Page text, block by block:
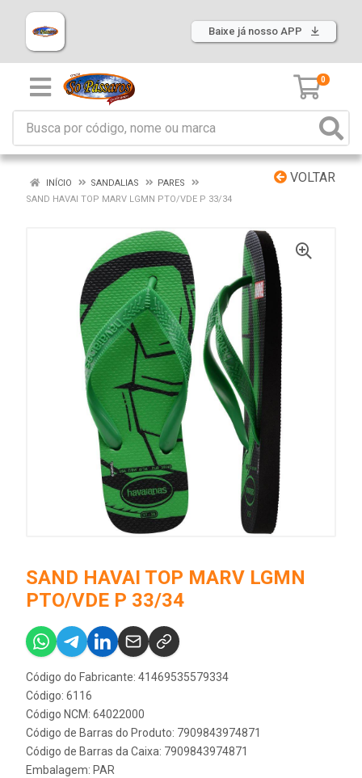
Baixe já nosso APP
0
VOLTAR
INÍCIO SANDALIAS
PARES
SAND HAVAI TOP MARV LGMN PTO/VDE P 33/34
SAND HAVAI TOP MARV LGMN
PTO/VDE P 33/34
Código do Fabricante: 41469535579334
Código: 6116
Código NCM: 64022000
Código de Barras do Produto: 7909843974871
Código de Barras da Caixa: 7909843974871
Embalagem: PAR